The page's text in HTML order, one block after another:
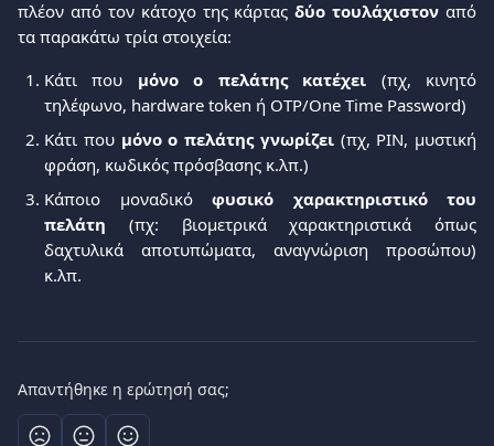
πλέον από τον κάτοχο της κάρταςδύο τουλάχιστον από
τα παρακάτω τρία στοιχεία:
Κάτι που μόνο ο πελάτης κατέχει (πχ, κινητό
τηλέφωνο, hardware token ή OTP/One Time Password)
Κάτι που μόνο ο πελάτης γνωρίζει(πχ, PIN, μυστική
φράση, κωδικός πρόσβασης κ.λπ.)
Κάποιο μοναδικό φυσικό χαρακτηριστικό του
πελάτη (πχ: βιομετρικά χαρακτηριστικά όπως
δαχτυλικά αποτυπώματα, αναγνώριση προσώπου)
κ.λπ.
Απαντήθηκε η ερώτησή σας;